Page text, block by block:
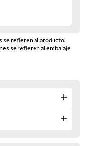
se refieren al producto.
se refieren al embalaje.